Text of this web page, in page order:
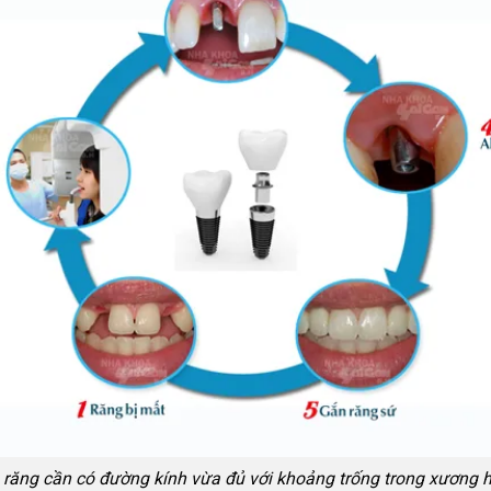
răng cần có đường kính vừa đủ với khoảng trống trong xương